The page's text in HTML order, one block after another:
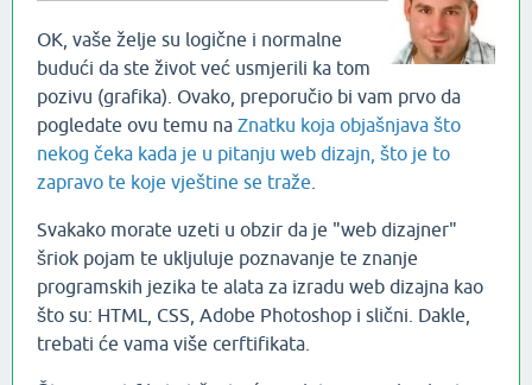
OK, vaše želje su logične i normalne
budući da ste život već usmjerili ka tom
pozivu (grafika). Ovako, preporučio bi vam prvo da
pogledate ovu temu na Znatku koja objašnjava što
nekog čeka kada je u pitanju web dizajn, što je to
zapravo te koje vještine se traže
Svakako morate uzeti u obzir da je "web dizajner"
šriok pojam te ukljuluje poznavanje te znanje
programskih jezika te alata za izradu web dizajna kao
što su: HTML, CSS, Adobe Photoshop i slični. Dakle,
trebati će vama više cerftifikata.